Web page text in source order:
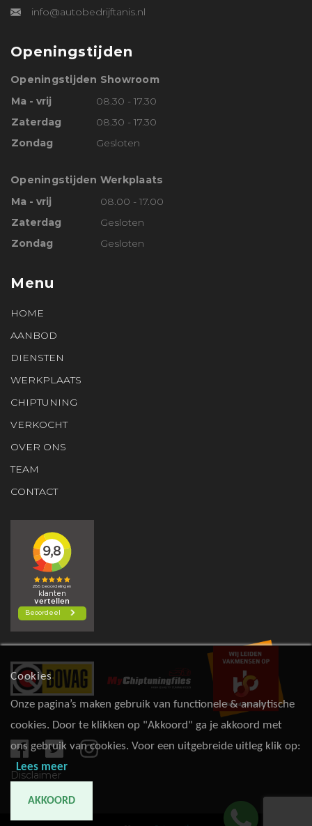
info@autobedrijftanis.nl
Openingstijden
Openingstijden Showroom
Ma - vrij
08.30 - 17.30
Zaterdag
08.30 - 17.30
Zondag
Gesloten
Openingstijden Werkplaats
Ma - vrij
08.00 - 17.00
Zaterdag
Gesloten
Zondag
Gesloten
Menu
HOME
AANBOD
DIENSTEN
WERKPLAATS
CHIPTUNING
VERKOCHT
OVER ONS
TEAM
CONTACT
Disclaimer
Cookies
Onze pagina’s maken gebruik van functionele & analytische
cookies. Door te klikken op "Akkoord" ga je akkoord met
ons gebruik van cookies. Voor een uitgebreide uitleg klik op:
Lees meer
AKKOORD